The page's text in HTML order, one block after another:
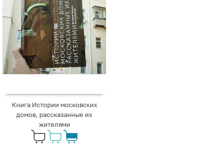
Книга Истории московских
домов, рассказанные их
жителями